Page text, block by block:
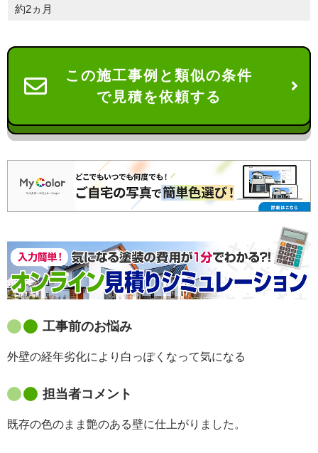
約2ヵ月
この施工事例と類似の条件
で見積を依頼する
工事前のお悩み
外壁の経年劣化により白っぽくなって気になる
担当者コメント
既存の色のまま艶のある壁に仕上がりました。